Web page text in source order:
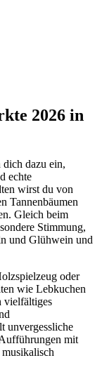
2026 in
dazu ein,
echte
wirst du von
Tannenbäumen
Gleich beim
Stimmung,
und Glühwein und
oder
wie Lebkuchen
vielfältiges
unvergessliche
mit